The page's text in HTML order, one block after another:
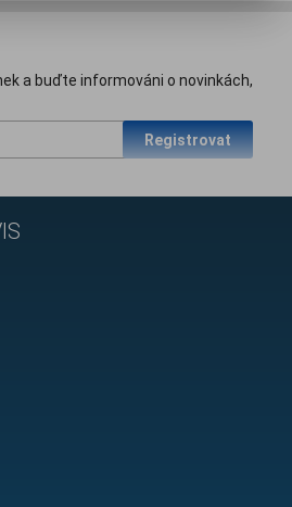
a buďte informováni o novinkách,
Registrovat